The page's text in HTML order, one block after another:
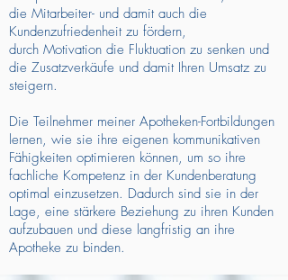
die Mitarbeiter- und damit auch die
Kundenzufriedenheit zu fördern,
durch Motivation die Fluktuation zu senken und
die Zusatzverkäufe und damit Ihren Umsatz zu
steigern.
Die Teilnehmer meiner Apotheken-Fortbildungen
lernen, wie sie ihre eigenen kommunikativen
Fähigkeiten optimieren können, um so ihre
fachliche Kompetenz in der Kundenberatung
optimal einzusetzen. Dadurch sind sie in der
Lage, eine stärkere Beziehung zu ihren Kunden
aufzubauen und diese langfristig an ihre
Apotheke zu binden.